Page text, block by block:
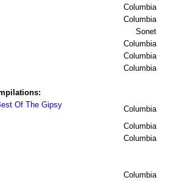
Columbia
Columbia
Sonet
Columbia
Columbia
Columbia
Of The Gipsy
Columbia
Columbia
Columbia
Columbia